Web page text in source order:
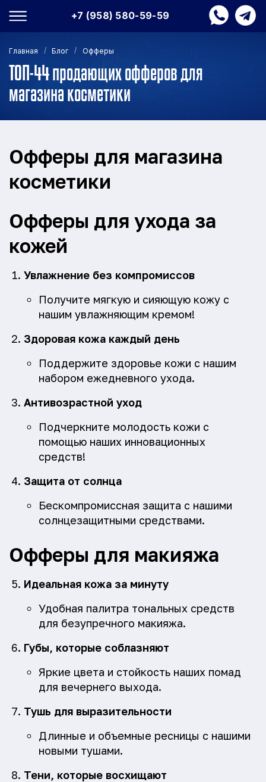
+7 (958) 580-59-59
Главная / Блог / Офферы
ТОП-44 продающих офферов для
магазина косметики
Офферы для магазина
косметики
Офферы для ухода за
кожей
Увлажнение без компромиссов
Получите мягкую и сияющую кожу с
нашим увлажняющим кремом!
Здоровая кожа каждый день
Поддержите здоровье кожи с нашим
набором ежедневного ухода.
Антивозрастной уход
Подчеркните молодость кожи с
помощью наших инновационных
средств!
Защита от солнца
Бескомпромиссная защита с нашими
солнцезащитными средствами.
Офферы для макияжа
Идеальная кожа за минуту
Удобная палитра тональных средств
для безупречного макияжа.
Губы, которые соблазняют
Яркие цвета и стойкость наших помад
для вечернего выхода.
Тушь для выразительности
Длинные и объемные ресницы с нашими
новыми тушами.
Тени, которые восхищают